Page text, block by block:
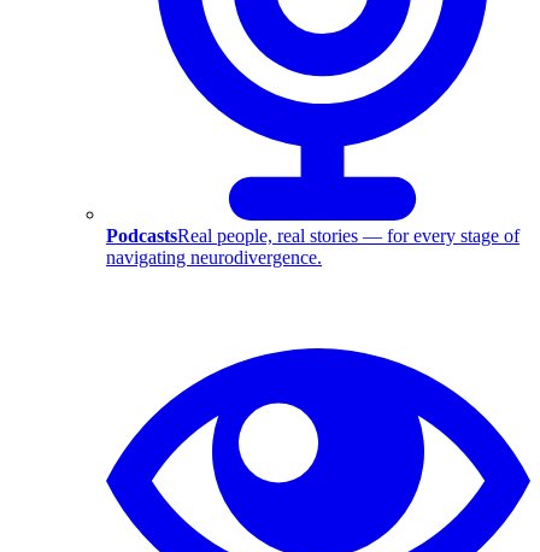
PodcastsReal people, real stories — for every stage of
navigating neurodivergence.